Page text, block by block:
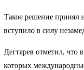
Такое решение принял
вступило в силу
Дегтярев отметил, что
которых